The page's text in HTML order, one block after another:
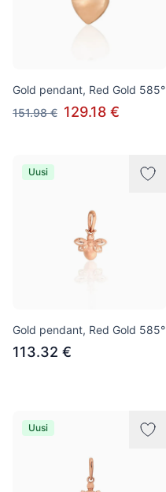
Gold pendant, Red Gold 585°
151.98 € 129.18 €
Uusi
Gold pendant, Red Gold 585°
113.32 €
Uusi